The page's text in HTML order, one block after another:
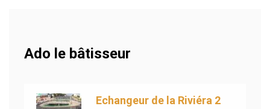
Ado le bâtisseur
Echangeur de la Riviéra 2